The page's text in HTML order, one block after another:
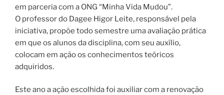
em parceria com a ONG “Minha Vida Mudou”.
O professor do Dagee Higor Leite, responsável pela
iniciativa, propõe todo semestre uma avaliação prática
em que os alunos da disciplina, com seu auxílio,
colocam em ação os conhecimentos teóricos
adquiridos.
Este ano a ação escolhida foi auxiliar com a renovação